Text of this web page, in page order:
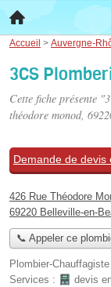
Accueil > Auvergne-
3CS
Cette fiche présente
théodore monod,
Demande de devis
426 Rue Théodore
69220 Belleville-en-
📞 Appeler ce
Plombier-Chauffagiste
Services :
devis